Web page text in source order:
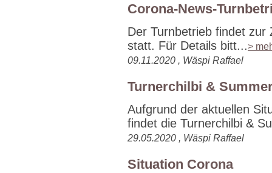
Corona-News-
Der Turnbetrieb findet zur
statt. Für Details bitt...>
09.11.2020 , Wäspi Raffael
Turnerchilbi &
Aufgrund der aktuellen
findet die Turnerchilbi &
29.05.2020 , Wäspi Raffael
Situation Corona